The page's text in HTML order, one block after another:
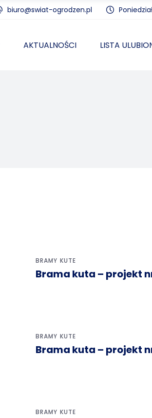
biuro@swiat-ogrodzen.pl
AKTUALNOŚCI LISTA
BRAMY KUTE
Brama kuta – projekt
BRAMY KUTE
Brama kuta – projekt
BRAMY KUTE